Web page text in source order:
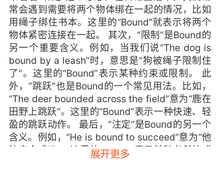
常会遇到需要将两个物体绑在一起的情况，比如
用绳子绑住书本。这里的“Bound”就表示将两个
物体紧密连接在一起。 其次，“限制”是Bound的
另一个重要含义。例如，当我们说“The dog is
bound by a leash”时，意思是“狗被绳子限制住
了”。这里的“Bound”表示某种约束或限制。 此
外，“跳跃”也是Bound的一个常见用法。比如，
“The deer bounded across the field”意为“鹿在
田野上跳跃”。这里的“Bound”表示一种快速、轻
盈的跳跃动作。 最后，“注定”是Bound的另一个
含义。例如，“He is bound to succeed”意为“他
注定会成功”。这里的“Bound”表示某种必然性或
命运。 Bound在不同语境中的应用 为了更好地理
展开更多